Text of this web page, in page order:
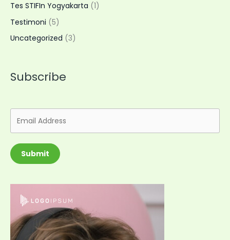
Tes STIFIn Yogyakarta (1)
Testimoni (5)
Uncategorized (3)
Subscribe
Submit